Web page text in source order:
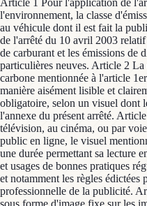
Article 1 Pour l'application de
l'environnement, la classe
au véhicule dont il est fait la
de l'arrêté du 10 avril 2003
de carburant et les émissions de
particulières neuves. Article 2
carbone mentionnée à l'article
manière aisément lisible et
obligatoire, selon un visuel dont
l'annexe du présent arrêté.
télévision, au cinéma, ou par
public en ligne, le visuel
une durée permettant sa lecture
et usages de bonnes pratiques
et notamment les règles
professionnelle de la publicité.